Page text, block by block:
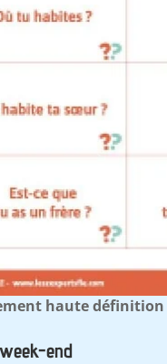
haute définition
end